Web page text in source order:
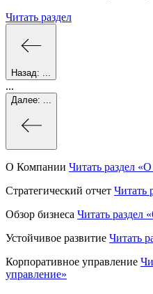
Читать раздел
Назад:
...
Далее:
О Компании Читать раздел «О
Стратегический отчет Читать
Обзор бизнеса Читать раздел
Устойчивое развитие Читать
Корпоративное управление
управление»